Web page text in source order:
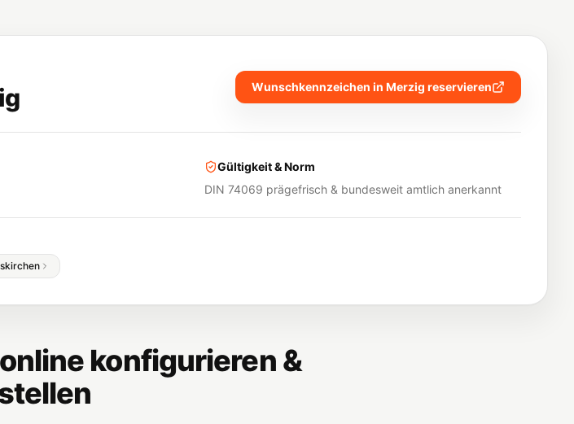
Wunschkennzeichen in Merzig reservieren
Gültigkeit & Norm
DIN 74069 prägefrisch & bundesweit amtlich anerkannt
konfigurieren &